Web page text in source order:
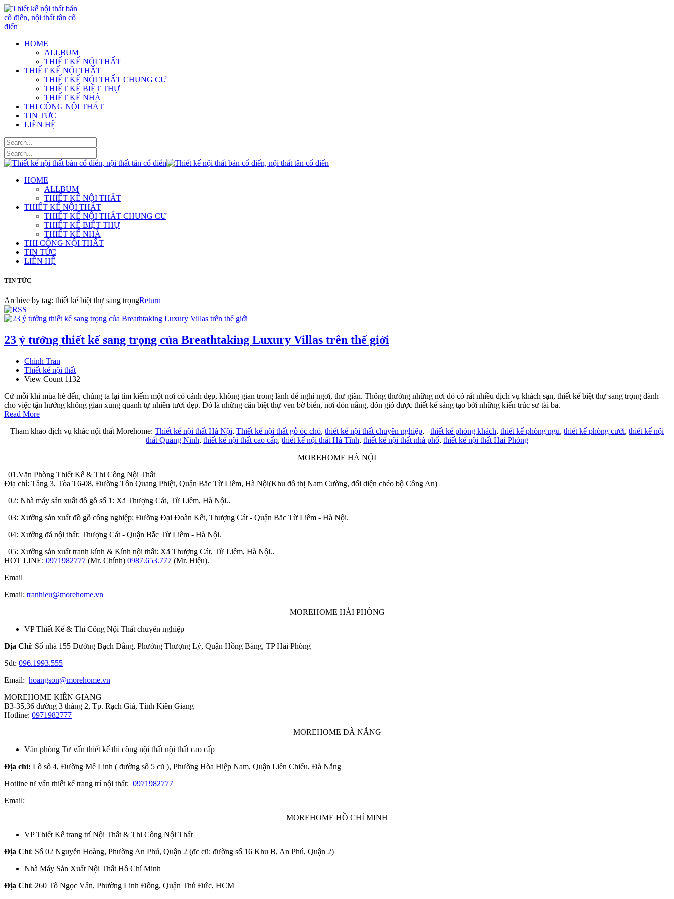
HOME
ALLBUM
THIẾT KẾ NỘI THẤT
THIẾT KẾ NỘI THẤT
THIẾT KẾ NỘI THẤT CHUNG CƯ
THIẾT KẾ BIỆT THỰ
THIẾT KẾ NHÀ
THI CÔNG NỘI THẤT
TIN TỨC
LIÊN HỆ
HOME
ALLBUM
THIẾT KẾ NỘI THẤT
THIẾT KẾ NỘI THẤT
THIẾT KẾ NỘI THẤT CHUNG CƯ
THIẾT KẾ BIỆT THỰ
THIẾT KẾ NHÀ
THI CÔNG NỘI THẤT
TIN TỨC
LIÊN HỆ
TIN TỨC
Archive by tag: thiết kế biệt thự sang trọngReturn
23 ý tưởng thiết kế sang trọng của Breathtaking Luxury Villas trên thế giới
Chinh Tran
Thiết kế nội thất
View Count 1132
Cứ mỗi khi mùa hè đến, chúng ta lại tìm kiếm một nơi có cảnh đẹp, không gian trong lành để nghỉ ngơi, thư giãn. Thông thường những nơi đó có rất nhiều dịch vụ khách sạn, thiết kế biệt thự sang trọng dành
cho việc tận hưởng không gian xung quanh tự nhiên tươi đẹp. Đó là những căn biệt thự ven bờ biển, nơi đón nắng, đón gió được thiết kế sáng tạo bởi những kiến trúc sư tài ba.
Read More
Tham khảo dịch vụ khác nội thất Morehome: Thiết kế nội thất Hà Nội, Thiết kế nội thất gỗ óc chó, thiết kế nội thất chuyên nghiệp, thiết kế phòng khách, thiết kế phòng ngủ, thiết kế phòng cưới, thiết kế nội
thất Quảng Ninh, thiết kế nội thất cao cấp, thiết kế nội thất Hà Tĩnh, thiết kế nội thất nhà phố, thiết kế nội thất Hải Phòng
MOREHOME HÀ NỘI
01.Văn Phòng Thiết Kế & Thi Công Nội Thất
Điạ chỉ: Tầng 3, Tòa T6-08, Đường Tôn Quang Phiệt, Quận Bắc Từ Liêm, Hà Nội(Khu đô thị Nam Cường, đối diện chéo bộ Công An)
02: Nhà máy sản xuất đồ gỗ số 1: Xã Thượng Cát, Từ Liêm, Hà Nội..
03: Xưởng sản xuất đồ gỗ công nghiệp: Đường Đại Đoàn Kết, Thượng Cát - Quận Bắc Từ Liêm - Hà Nội.
04: Xưởng đá nội thất: Thượng Cát - Quận Bắc Từ Liêm - Hà Nội.
05: Xưởng sản xuất tranh kính & Kính nội thất: Xã Thượng Cát, Từ Liêm, Hà Nội..
HOT LINE: 0971982777 (Mr. Chính) 0987.653.777 (Mr. Hiệu).
Email
Email: tranhieu@morehome.vn
MOREHOME HẢI PHÒNG
VP Thiết Kế & Thi Công Nội Thất chuyên nghiệp
Địa Chỉ: Số nhà 155 Đường Bạch Đằng, Phường Thượng Lý, Quận Hồng Bàng, TP Hải Phòng
Sđt: 096.1993.555
Email: hoangson@morehome.vn
MOREHOME KIÊN GIANG
B3-35,36 đường 3 tháng 2, Tp. Rạch Giá, Tỉnh Kiên Giang
Hotline: 0971982777
MOREHOME ĐÀ NẴNG
Văn phòng Tư vấn thiết kế thi công nội thất nội thất cao cấp
Địa chỉ: Lô số 4, Đường Mê Linh ( đường số 5 cũ ), Phường Hòa Hiệp Nam, Quận Liên Chiểu, Đà Nẵng
Hotline tư vấn thiết kế trang trí nội thất: 0971982777
Email:
MOREHOME HỒ CHÍ MINH
VP Thiết Kế trang trí Nội Thất & Thi Công Nội Thất
Địa Chỉ: Số 02 Nguyễn Hoàng, Phường An Phú, Quận 2 (đc cũ: đường số 16 Khu B, An Phú, Quận 2)
Nhà Máy Sản Xuất Nội Thất Hồ Chí Minh
Địa Chỉ: 260 Tô Ngọc Vân, Phường Linh Đông, Quận Thủ Đức, HCM